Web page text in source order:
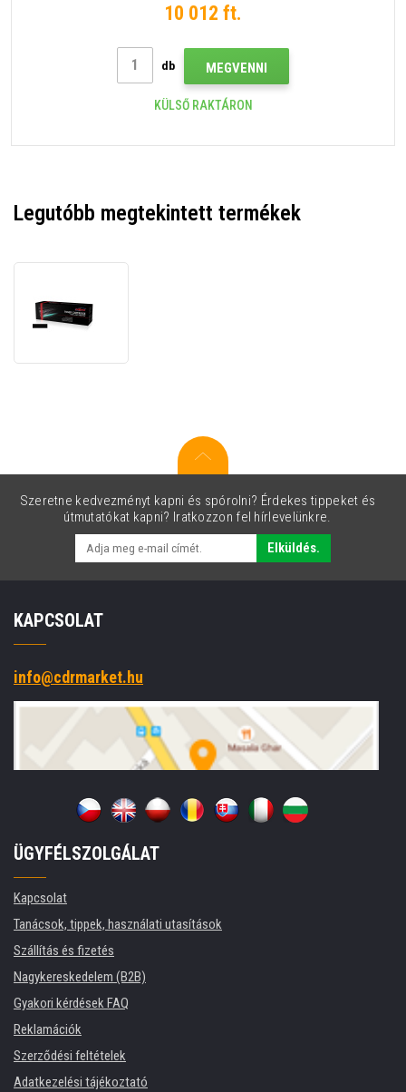
10 012 ft.
db MEGVENNI
KÜLSŐ RAKTÁRON
Legutóbb megtekintett termékek
Brother
készülékhez
Szeretne kedvezményt kapni és spórolni? Érdekes tippeket és
útmutatókat kapni? Iratkozzon fel hírlevelünkre.
Elküldés.
KAPCSOLAT
info@cdrmarket.hu
ÜGYFÉLSZOLGÁLAT
Kapcsolat
Tanácsok, tippek, használati utasítások
Szállítás és fizetés
Nagykereskedelem (B2B)
Gyakori kérdések FAQ
Reklamációk
Szerződési feltételek
Adatkezelési tájékoztató